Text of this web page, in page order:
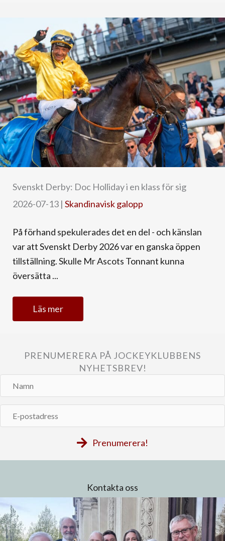
Svenskt Derby: Doc Holliday i en klass för sig
2026-07-13 | Skandinavisk galopp
På förhand spekulerades det en del - och känslan
var att Svenskt Derby 2026 var en ganska öppen
tillställning. Skulle Mr Ascots Tonnant kunna
översätta ...
Läs mer
PRENUMERERA PÅ JOCKEYKLUBBENS
NYHETSBREV!
Namn
postadress
Prenumerera!
Kontakta oss